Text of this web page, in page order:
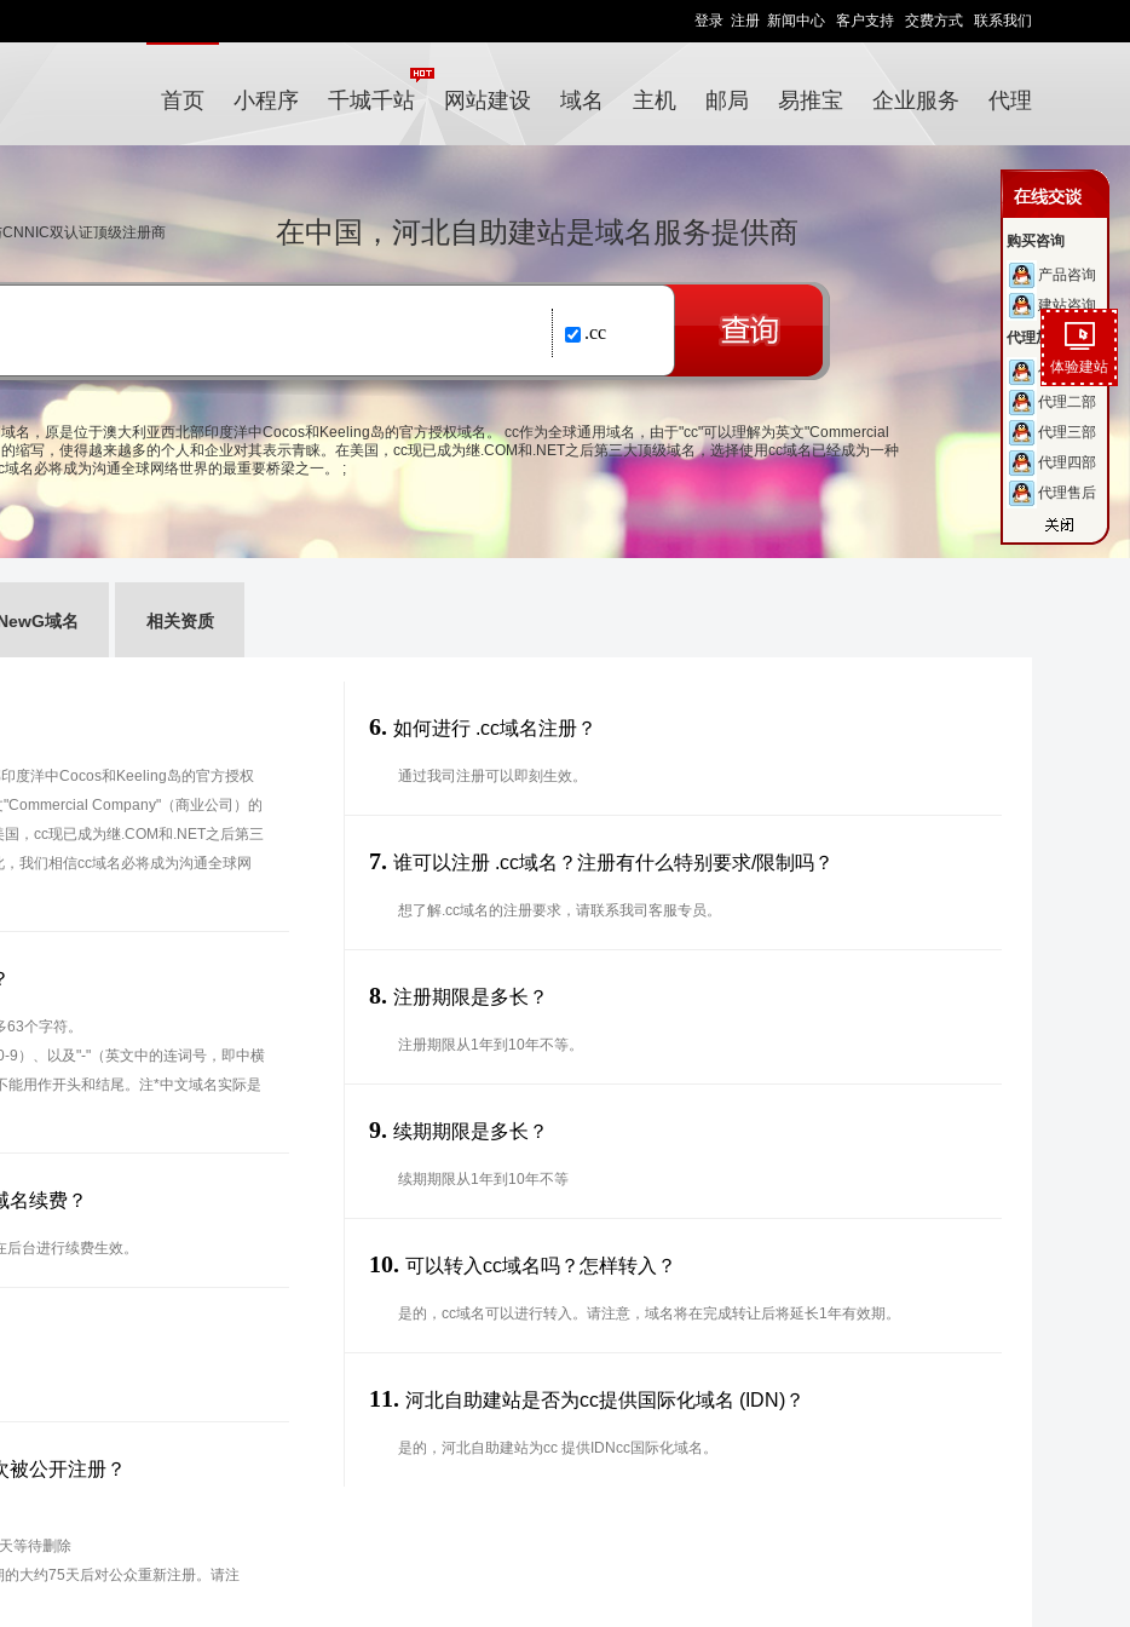
登录 注册 新闻中心 客户支持 交费方式 联系我们
首页 小程序 千城千站 网站建设 域名 主机 邮局 易推宝 企业服务 代理
CNNIC双认证顶级注册商 在中国，河北自助建站是域名服务提供商
.cc
名，原是位于澳大利亚西北部印度洋中Cocos和Keeling岛的官方授权域名。 cc作为全球通用域名，由于"cc"可以理解为英文"Commercial
缩写，使得越来越多的个人和企业对其表示青睐。在美国，cc现已成为继.COM和.NET之后第三大顶级域名，选择使用cc域名已经成为一种
名必将成为沟通全球网络世界的最重要桥梁之一。 ;
域名 相关资质
度洋中Cocos和Keeling岛的官方授权
Company"（商业公司）的
，cc现已成为继.COM和.NET之后第三
我们相信cc域名必将成为沟通全球网
个字符。
9）、以及"-"（英文中的连词号，即中横
用作开头和结尾。注*中文域名实际是
名续费？
台进行续费生效。
被公开注册？
等待删除
大约75天后对公众重新注册。请注
6. 如何进行 .cc域名注册？
通过我司注册可以即刻生效。
7. 谁可以注册 .cc域名？注册有什么特别要求/限制吗？
想了解.cc域名的注册要求，请联系我司客服专员。
8. 注册期限是多长？
注册期限从1年到10年不等。
9. 续期期限是多长？
续期期限从1年到10年不等
10. 可以转入cc域名吗？怎样转入？
是的，cc域名可以进行转入。请注意，域名将在完成转让后将延长1年有效期。
11. 河北自助建站是否为cc提供国际化域名 (IDN)？
是的，河北自助建站为cc 提供IDNcc国际化域名。
购买咨询
产品咨询
建站咨询
代理加盟
代理一部
代理二部
代理三部
代理四部
代理售后
体验建站